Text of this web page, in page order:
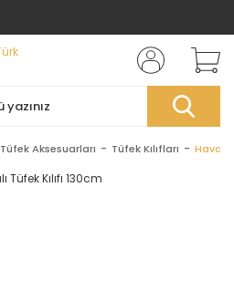
Tüfek Aksesuarları Tüfek Kılıfları Havalı